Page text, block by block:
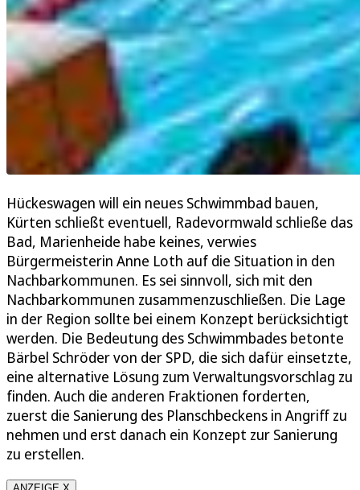
Hückeswagen will ein neues Schwimmbad bauen,
Kürten schließt eventuell, Radevormwald schließe das
Bad, Marienheide habe keines, verwies
Bürgermeisterin Anne Loth auf die Situation in den
Nachbarkommunen. Es sei sinnvoll, sich mit den
Nachbarkommunen zusammenzuschließen. Die Lage
in der Region sollte bei einem Konzept berücksichtigt
werden. Die Bedeutung des Schwimmbades betonte
Bärbel Schröder von der SPD, die sich dafür einsetzte,
eine alternative Lösung zum Verwaltungsvorschlag zu
finden. Auch die anderen Fraktionen forderten,
zuerst die Sanierung des Planschbeckens in Angriff zu
nehmen und erst danach ein Konzept zur Sanierung
zu erstellen.